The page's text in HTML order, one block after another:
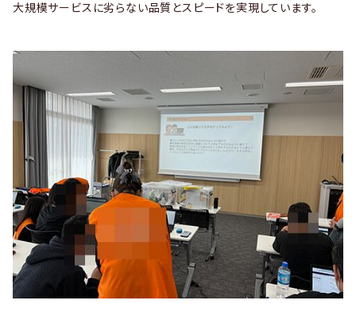
大規模サービスに劣らない品質とスピードを実現しています。